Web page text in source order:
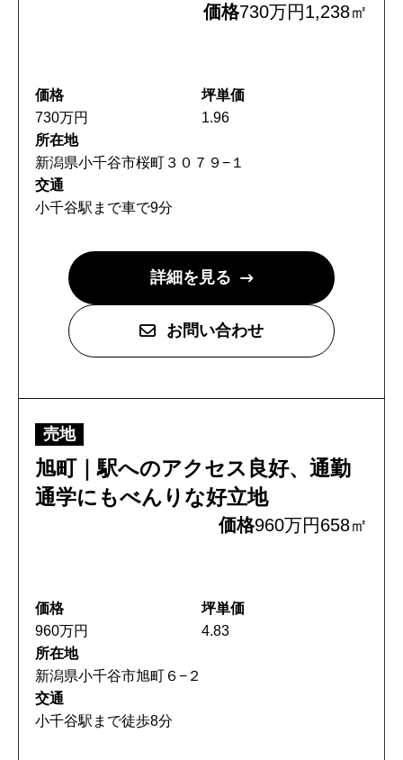
イベント申し込み
お知らせ
用語集
本社
TEL:0258-82-0535
価格730万円1,238㎡
価格
730万円
坪単価
1.96
所在地
新潟県小千谷市桜町３０７９−１
交通
小千谷駅まで車で9分
詳細を見る
お問い合わせ
売地
旭町｜駅へのアクセス良好、通勤
通学にもべんりな好立地
価格960万円658㎡
価格
960万円
坪単価
4.83
所在地
新潟県小千谷市旭町６−２
交通
小千谷駅まで徒歩8分